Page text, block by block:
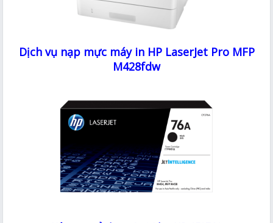
Dịch vụ nạp mực máy in HP LaserJet Pro MFP
M428fdw